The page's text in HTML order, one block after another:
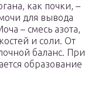
как почки, –
для вывода
– смесь азота,
и соли. От
баланс. При
образование